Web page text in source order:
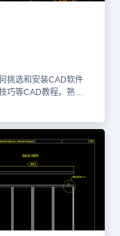
挑选和安装CAD软件
巧等CAD教程。熟记
纸，大家可以使用浩辰
式的设计图纸。小编为
。 该室内设计CAD平
图等内容。设计师根据
常用快捷键绘制了该
习和设计借鉴，便于更
该室内设
用快捷键的更多应用
进行检索与在线查看。